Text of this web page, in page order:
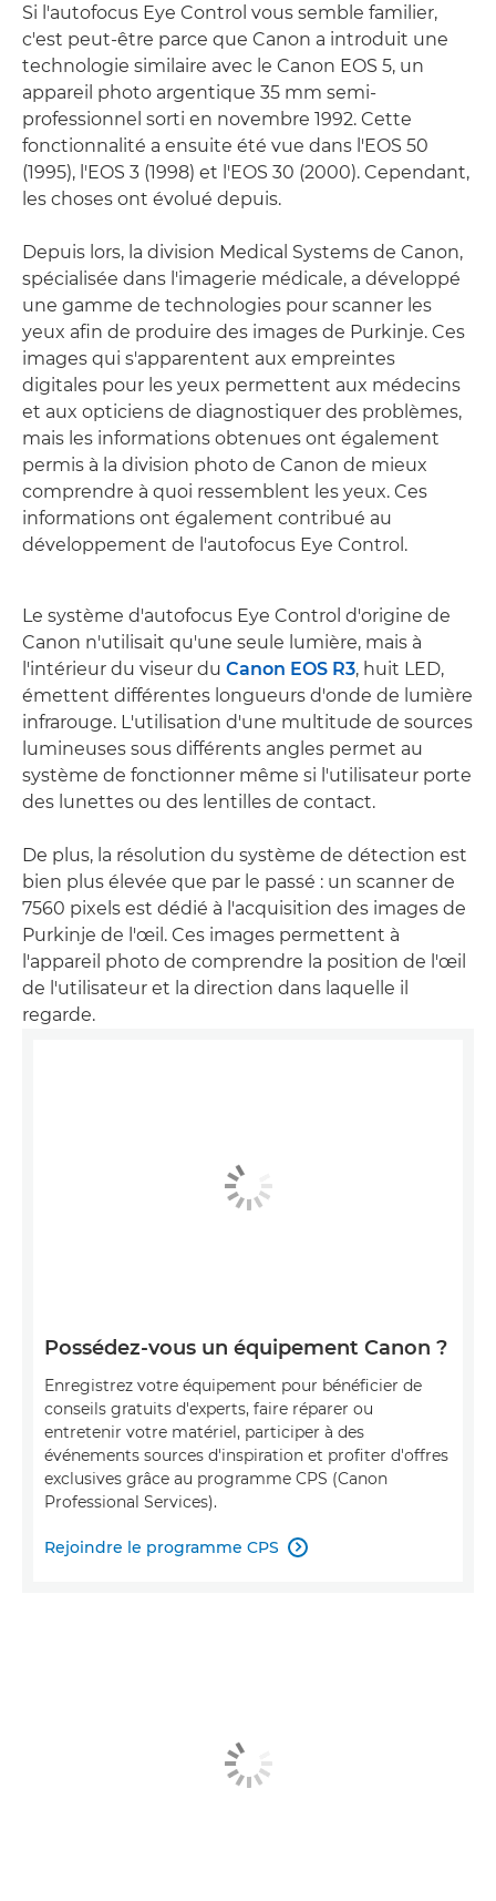
Si l'autofocus Eye Control vous semble familier,
c'est peut-être parce que Canon a introduit une
technologie similaire avec le Canon EOS 5, un
appareil photo argentique 35 mm semi-
professionnel sorti en novembre 1992. Cette
fonctionnalité a ensuite été vue dans l'EOS 50
(1995), l'EOS 3 (1998) et l'EOS 30 (2000). Cependant,
les choses ont évolué depuis.
Depuis lors, la division Medical Systems de Canon,
spécialisée dans l'imagerie médicale, a développé
une gamme de technologies pour scanner les
yeux afin de produire des images de Purkinje. Ces
images qui s'apparentent aux empreintes
digitales pour les yeux permettent aux médecins
et aux opticiens de diagnostiquer des problèmes,
mais les informations obtenues ont également
permis à la division photo de Canon de mieux
comprendre à quoi ressemblent les yeux. Ces
informations ont également contribué au
développement de l'autofocus Eye Control.
Le système d'autofocus Eye Control d'origine de
Canon n'utilisait qu'une seule lumière, mais à
l'intérieur du viseur du Canon EOS R3, huit LED,
émettent différentes longueurs d'onde de lumière
infrarouge. L'utilisation d'une multitude de sources
lumineuses sous différents angles permet au
système de fonctionner même si l'utilisateur porte
des lunettes ou des lentilles de contact.
De plus, la résolution du système de détection est
bien plus élevée que par le passé : un scanner de
7560 pixels est dédié à l'acquisition des images de
Purkinje de l'œil. Ces images permettent à
l'appareil photo de comprendre la position de l'œil
de l'utilisateur et la direction dans laquelle il
regarde.
Possédez-vous un équipement Canon ?
Enregistrez votre équipement pour bénéficier de
conseils gratuits d'experts, faire réparer ou
entretenir votre matériel, participer à des
événements sources d'inspiration et profiter d'offres
exclusives grâce au programme CPS (Canon
Professional Services).
Rejoindre le programme CPS 